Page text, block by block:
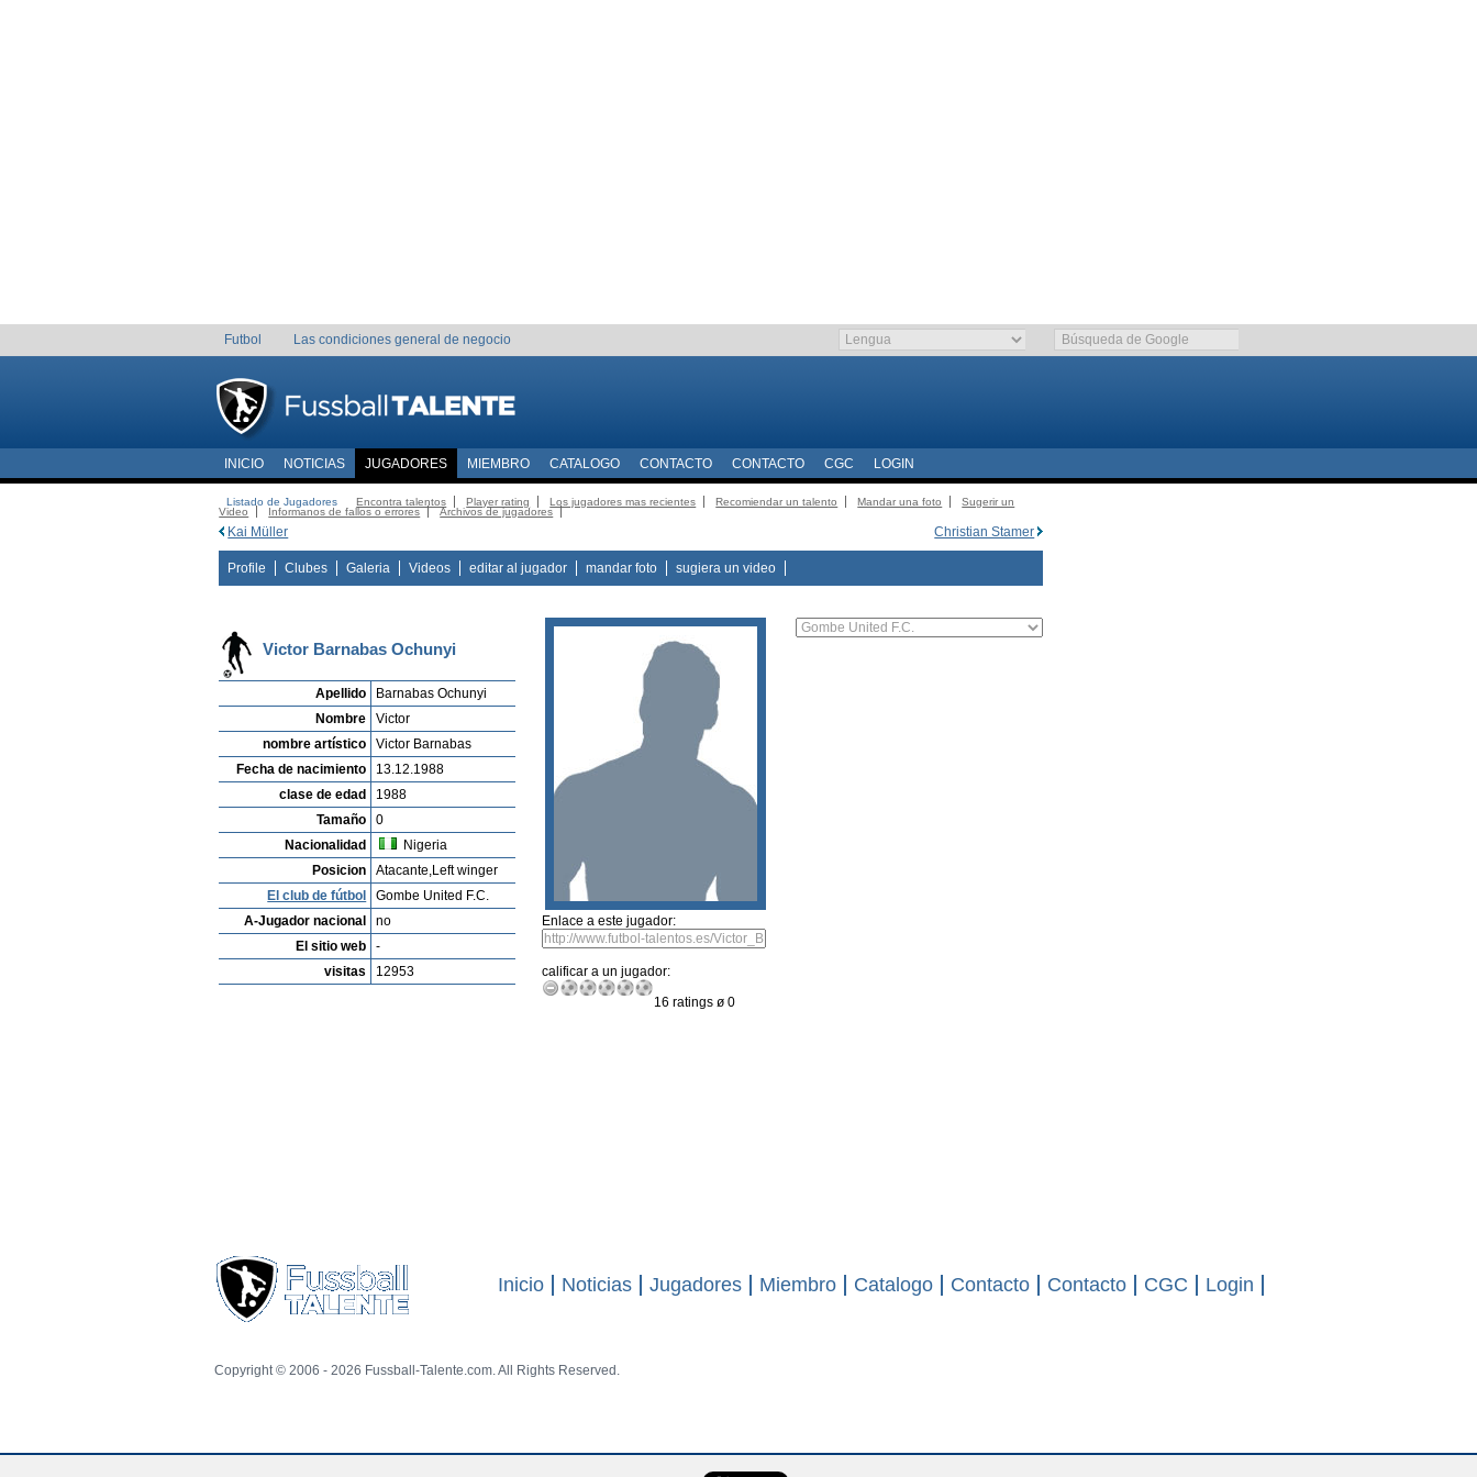
Futbol Las condiciones general de negocio
INICIO NOTICIAS JUGADORES MIEMBRO CATALOGO CONTACTO CONTACTO CGC LOGIN
Listado de Jugadores Encontra talentos Player rating Los jugadores mas recientes Recomiendar un talento Mandar una foto
Sugerir un
Video
Informanos de fallos o errores Archivos de jugadores
Christian Stamer
Kai Müller
Profile Clubes Galeria Videos editar al jugador mandar foto sugiera un video
Victor Barnabas Ochunyi
Apellido
Barnabas Ochunyi
Nombre
Victor
nombre artístico
Victor Barnabas
Fecha de nacimiento
13.12.1988
clase de edad
1988
Tamaño
0
Nacionalidad
Nigeria
Posicion
Atacante,Left winger
El club de fútbol
Gombe United F.C.
A-Jugador nacional
no
El sitio web
-
visitas
12953
Enlace a este jugador:
calificar a un jugador:
16 ratings ø 0
Inicio Noticias Jugadores Miembro Catalogo Contacto Contacto CGC Login
Copyright © 2006 - 2026 Fussball-Talente.com. All Rights Reserved.